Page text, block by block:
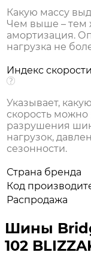
Какую массу
Чем выше – тем
амортизация.
нагрузка не
Индекс скорости
Указывает,
скорость можно
разрушения
нагрузок,
сезонности.
Страна бренда
Код
Распродажа
Шины
102